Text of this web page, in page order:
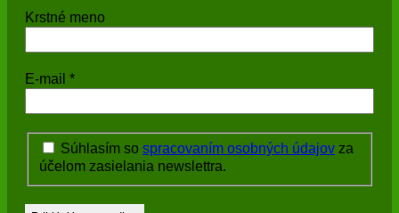
Krstné meno
E-mail *
Súhlasím so spracovaním osobných údajov za
účelom zasielania newslettra.